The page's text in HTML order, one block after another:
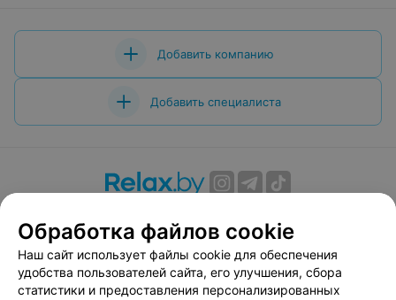
Добавить компанию
Добавить специалиста
Вакансии
Публичный договор
Способы оплаты
Публичный договор по использованию сервиса
«Афиша»
Обработка файлов cookie
Наш сайт использует файлы cookie для обеспечения
удобства пользователей сайта, его улучшения, сбора
статистики и предоставления персонализированных